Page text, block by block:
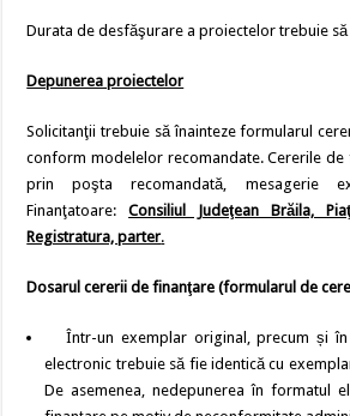
Durata de desfăşurare a proiectelor trebuie
Depunerea proiectelor
Solicitanţii trebuie să înainteze formularul
conform modelelor recomandate. Cererile
prin poşta recomandată, mesagerie
Finanţatoare:Consiliul Judeţean Brăila,
Registratura, parter.
Dosarul cererii de finanţare (formularul de
Într-un exemplar original, precum și în
electronic trebuie să fie identică cu
De asemenea, nedepunerea în formatul